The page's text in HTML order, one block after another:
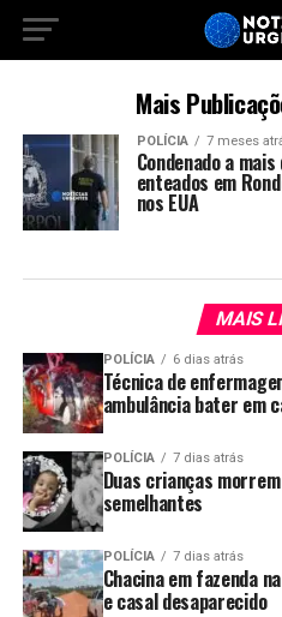
Mais
POLÍCIA 7 meses
Condenado a
enteados em
nos EUA
MAIS
POLÍCIA 6 dias atrás
Técnica de
ambulância bater em
POLÍCIA 7 dias atrás
Duas crianças
semelhantes
POLÍCIA 7 dias atrás
Chacina em fazenda
e casal desaparecido